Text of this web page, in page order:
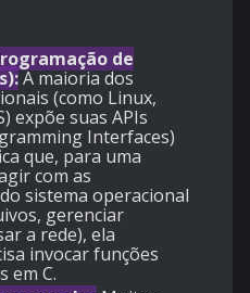
de
A maioria dos
(como Linux,
expõe suas APIs
Interfaces)
que, para uma
com as
sistema operacional
gerenciar
a rede), ela
invocar funções
em C.